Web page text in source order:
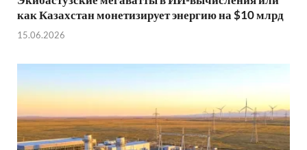
как Казахстан монетизирует энергию на $10 млрд
15.06.2026